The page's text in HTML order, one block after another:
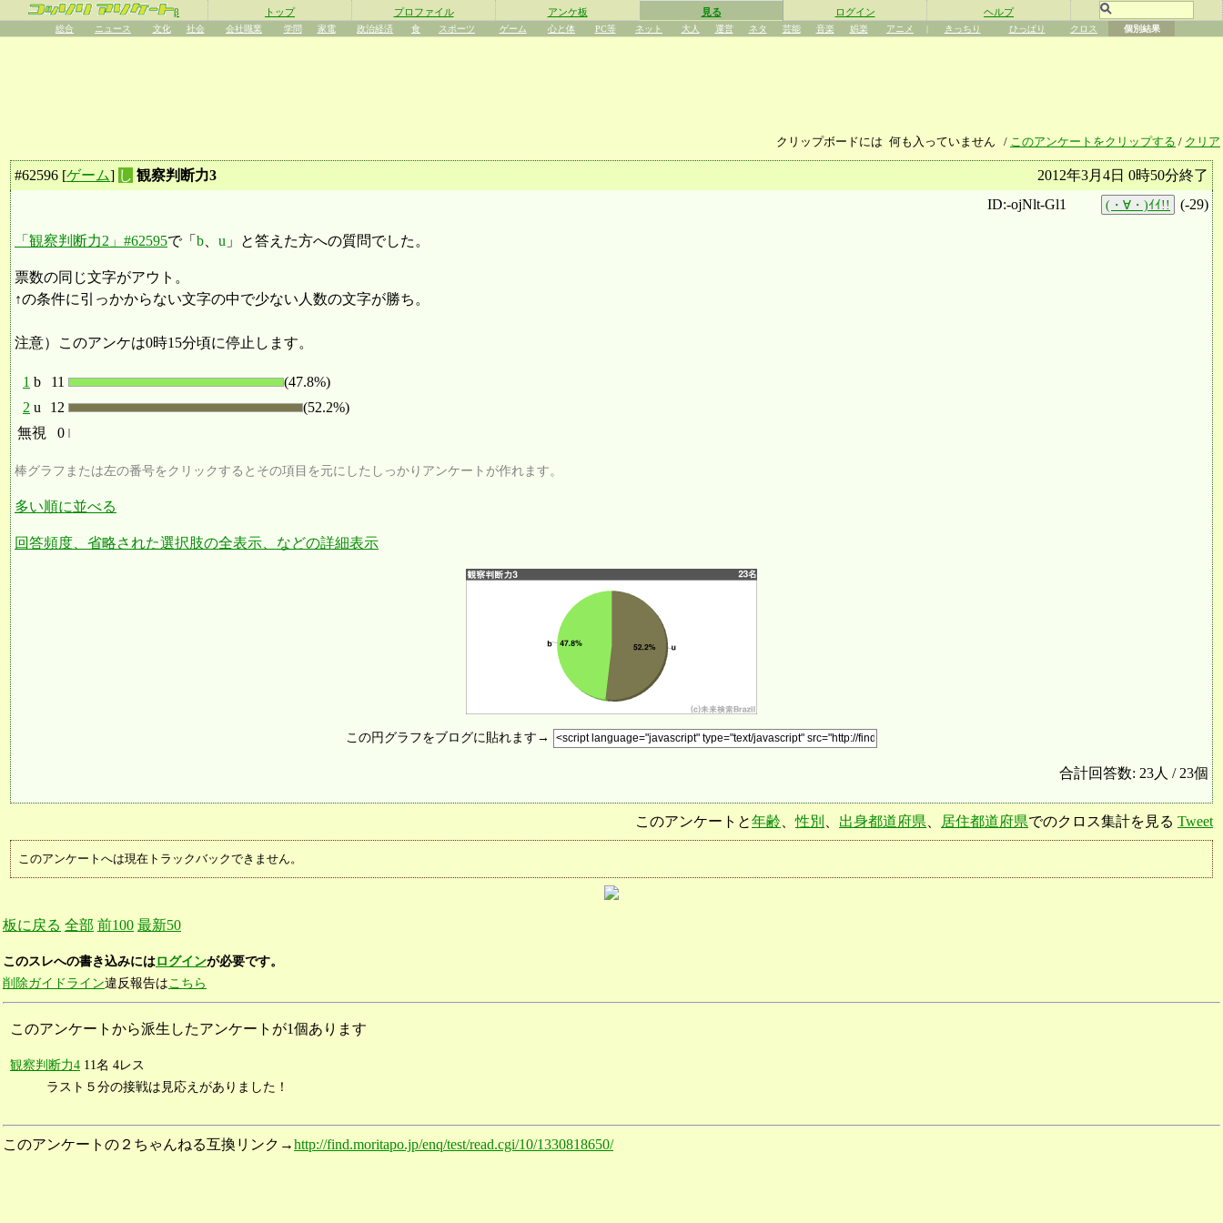
β トップ プロファイル アンケ板 見る ログイン ヘルプ
総合 ニュース 文化 社会 会社職業 学問 家電 政治経済 食 スポーツ ゲーム 心と体 PC等 ネット 大人 運営 ネタ 芸能 音楽 娯楽 アニメ | きっちり ひっぱり クロス 個別結果
クリップボードには 何も入っていません / このアンケートをクリップする / クリア
2012年3月4日 0時50分終了
#62596 [ゲーム] し 観察判断力3
ID:-ojNlt-Gl1
(・∀・)ｲｲ!! (-29)
「観察判断力2」#62595で「 b u 」と答えた方への質問でした。
票数の同じ文字がアウト。
↑の条件に引っかからない文字の中で少ない人数の文字が勝ち。
注意）このアンケは0時15分頃に停止します。
1 b 11
(47.8%)
2 u 12
(52.2%)
無視
0
棒グラフまたは左の番号をクリックするとその項目を元にしたしっかりアンケートが作れます。
多い順に並べる
回答頻度、省略された選択肢の全表示、などの詳細表示
この円グラフをブログに貼れます→
合計回答数: 23人 / 23個
このアンケートと年齢 、性別 出身都道府県 居住都道府県でのクロス集計を見る Tweet
このアンケートへは現在トラックバックできません。
板に戻る 全部 前100 最新50
このスレへの書き込みにはログインが必要です。
削除ガイドライン違反報告はこちら
このアンケートから派生したアンケートが1個あります
観察判断力4 11名 4レス
ラスト５分の接戦は見応えがありました！
このアンケートの２ちゃんねる互換リンク→http://find.moritapo.jp/enq/test/read.cgi/10/1330818650/